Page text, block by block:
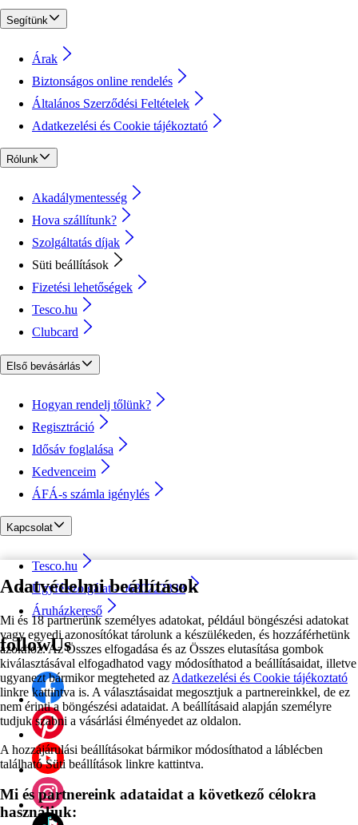
Adatvédelmi beállítások
Mi és 18 partnerünk személyes adatokat, például böngészési adatokat
vagy egyedi azonosítókat tárolunk a készülékeden, és hozzáférhetünk
azokhoz. Az Összes elfogadása és az Összes elutasítása gombok
kiválasztásával elfogadhatod vagy módosíthatod a beállításaidat, illetve
ugyanezt bármikor megteheted az Adatkezelési és Cookie tájékoztató
linkre kattintva is. A választásaidat megosztjuk a partnereinkkel, de ez
nem érinti a böngészési adataidat. A beállításaid alapján személyre
tudjuk szabni a vásárlási élményedet az oldalon.
A hozzájárulási beállításokat bármikor módosíthatod a láblécben
található Süti beállítások linkre kattintva.
Mi és partnereink adataidat a következő célokra
használjuk:
Segítünk
Árak
Biztonságos online rendelés
Általános Szerződési Feltételek
Adatkezelési és Cookie tájékoztató
Rólunk
Akadálymentesség
Hova szállítunk?
Szolgáltatás díjak
Süti beállítások
Fizetési lehetőségek
Tesco.hu
Clubcard
Első bevásárlás
Hogyan rendelj tőlünk?
Regisztráció
Idősáv foglalása
Kedvenceim
ÁFÁ-s számla igénylés
Kapcsolat
Tesco.hu
Ügyfélszolgálat - 0680222333
Áruházkereső
followUs